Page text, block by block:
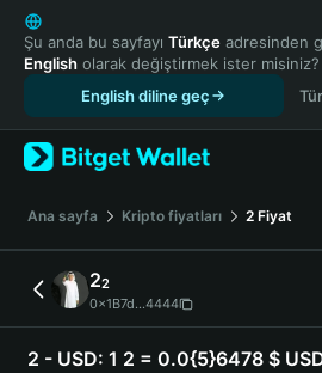
English
日本語
Tiếng Việt
Español (Latinoamérica)
Türkçe
Français
Deutsch
简体中文
繁體中文
Português (Portugal)
Bahasa Indonesia
Şu anda bu sayfayı Türkçe adresinden
English olarak değiştirmek ister misiniz?
English diline geç
Ana sayfa Kripto fiyatları 2 Fiyat
22
0x1B7d...4444
2 - USD: 1 2 = 0.0{5}6478 $